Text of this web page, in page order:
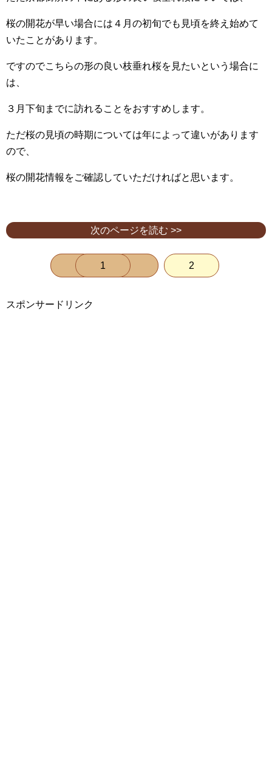
桜の開花が早い場合には４月の初旬でも見頃を終え始めて
いたことがあります。
ですのでこちらの形の良い枝垂れ桜を見たいという場合に
は、
３月下旬までに訪れることをおすすめします。
ただ桜の見頃の時期については年によって違いがあります
ので、
桜の開花情報をご確認していただければと思います。
次のページを読む >>
1 2
スポンサードリンク